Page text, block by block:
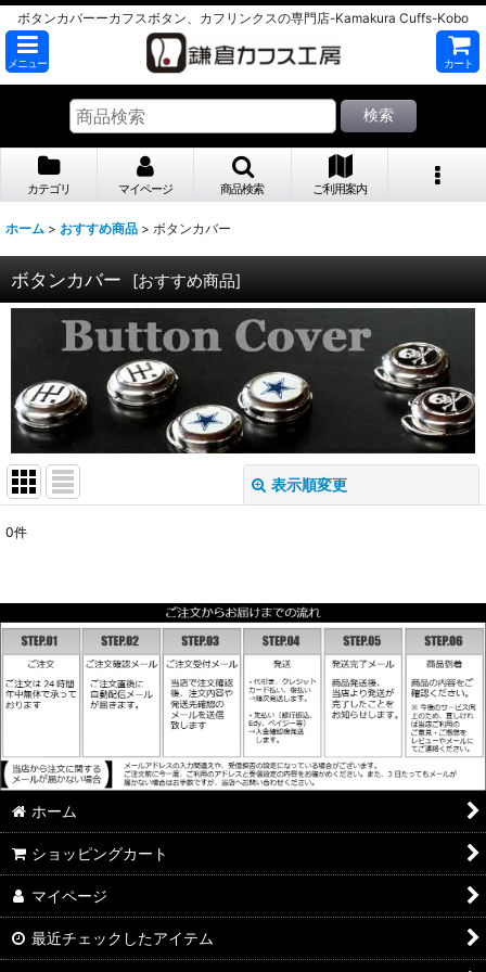
ボタンカバーーカフスボタン、カフリンクスの専門店-Kamakura Cuffs-Kobo
メニュー カート
検索
カテゴリ マイページ 商品検索 ご利用案内
ホーム > おすすめ商品 > ボタンカバー
ボタンカバー [おすすめ商品]
表示順変更
並び順:
絞り込む
0件
ホーム
ショッピングカート
マイページ
最近チェックしたアイテム